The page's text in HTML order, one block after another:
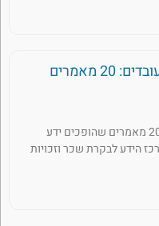
סיכום סדרת בקרת שכר וזכויות עובדים: 20 מאמרים
סיכום סדרת בקרת שכר וזכויות עובדים: 20 מאמרים שהופכים ידע
של מרכז הידע לבקרת שכר וזכויות